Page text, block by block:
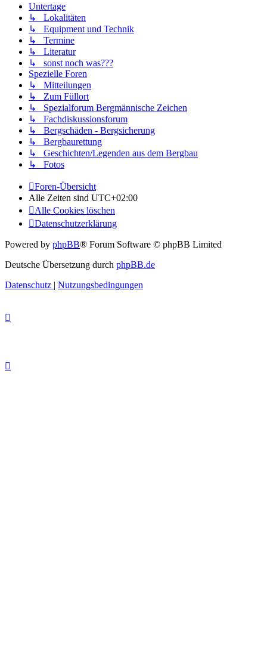
Untertage
↳ Lokalitäten
↳ Equipment und Technik
↳ Termine
↳ Literatur
↳ sonst noch was???
Spezielle Foren
↳ Mitteilungen
↳ Zum Füllort
↳ Spezialforum Bergmännische Zeichen
↳ Fachdiskussionsforum
↳ Bergschäden - Bergsicherung
↳ Bergbaurettung
↳ Geschichten/Legenden aus dem Bergbau
↳ Fotos
Foren-Übersicht
Alle Zeiten sind UTC+02:00
Alle Cookies löschen
Datenschutzerklärung
Powered by phpBB® Forum Software © phpBB Limited
Deutsche Übersetzung durch phpBB.de
Datenschutz | Nutzungsbedingungen